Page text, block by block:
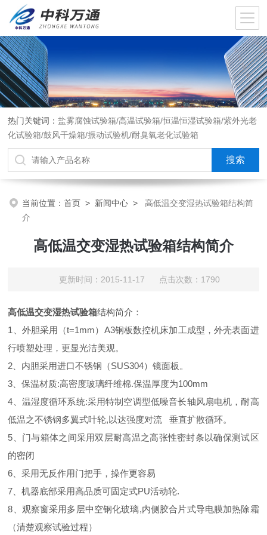
热门关键词：盐雾腐蚀试验箱/高温试验箱/恒温恒湿试验箱/紫外光老
化试验箱/鼓风干燥箱/振动试验机/耐臭氧老化试验箱
当前位置：首页 > 新闻中心 >
高低温交变湿热试验箱结构简
介
高低温交变湿热试验箱结构简介
更新时间：2015-11-17 点击次数：1790
高低温交变湿热试验箱结构简介：
1、外胆采用（t=1mm）A3钢板数控机床加工成型，外壳表面进
行喷塑处理，更显光洁美观。
2、内胆采用进口不锈钢（SUS304）镜面板。
3、保温材质:高密度玻璃纤维棉.保温厚度为100mm
4、温湿度循环系统:采用特制空调型低噪音长轴风扇电机，耐高
低温之不锈钢多翼式叶轮,以达强度对流 垂直扩散循环。
5、门与箱体之间采用双层耐高温之高张性密封条以确保测试区
的密闭
6、采用无反作用门把手，操作更容易
7、机器底部采用高品质可固定式PU活动轮.
8、观察窗采用多层中空钢化玻璃,内侧胶合片式导电膜加热除霜
（清楚观察试验过程）